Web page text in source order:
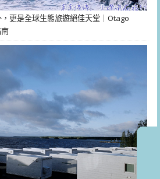
更是全球生態旅遊絕佳天堂｜Otago